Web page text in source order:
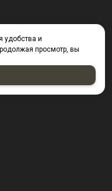
удобства и
просмотр, вы